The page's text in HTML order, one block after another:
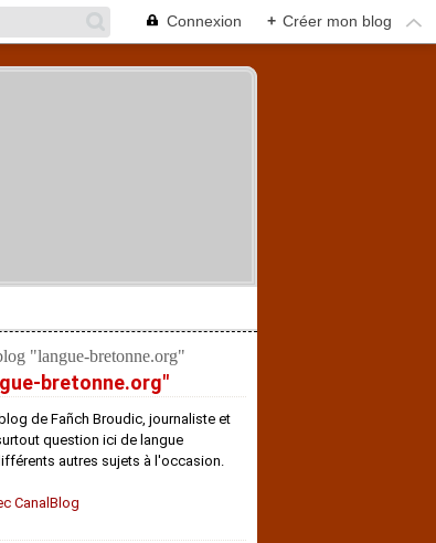
Connexion + Créer mon blog
bretonne.org"
de Fañch Broudic, journaliste et
question ici de langue
autres sujets à l'occasion.
CanalBlog